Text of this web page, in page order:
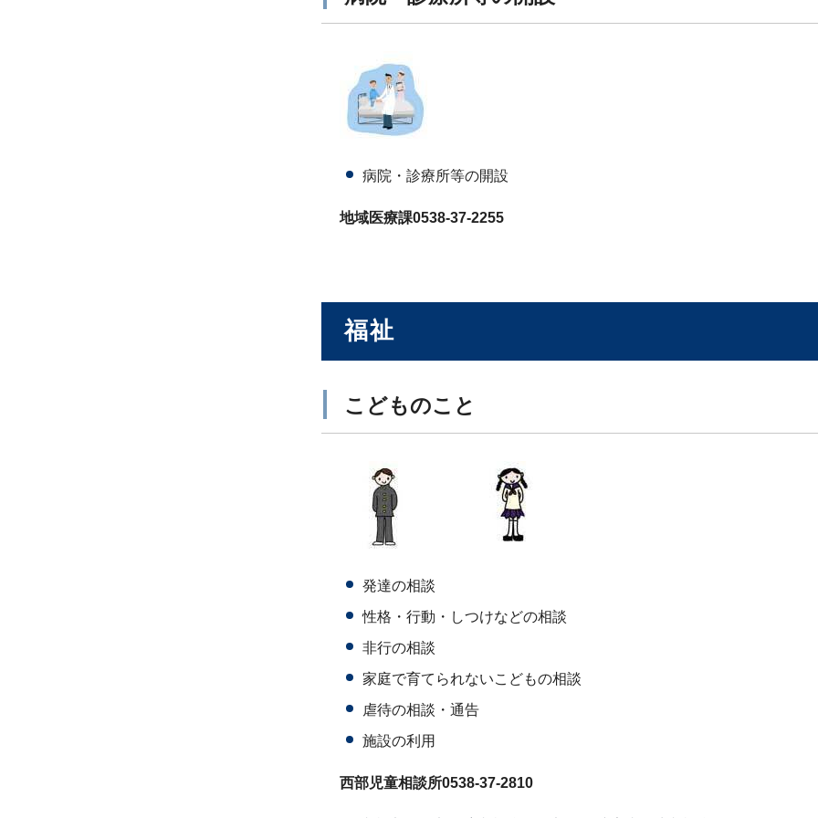
病院・診療所等の開設
地域医療課0538-37-2255
福祉
こどものこと
発達の相談
性格・行動・しつけなどの相談
非行の相談
家庭で育てられないこどもの相談
虐待の相談・通告
施設の利用
西部児童相談所0538-37-2810